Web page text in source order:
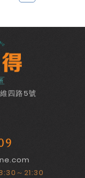
四路5號
～21:30